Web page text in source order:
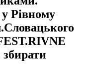
Рівному
збирати